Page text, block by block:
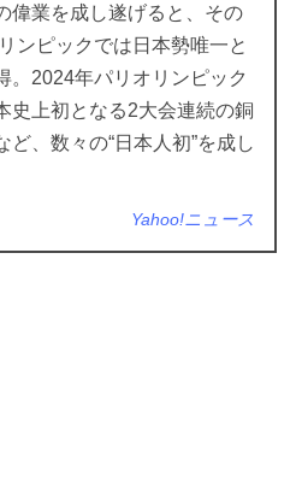
偉業を成し遂げると、その
ンピックでは日本勢唯一と
。2024年パリオリンピック
史上初となる2大会連続の銅
ど、数々の“日本人初”を成し
Yahoo!ニュース